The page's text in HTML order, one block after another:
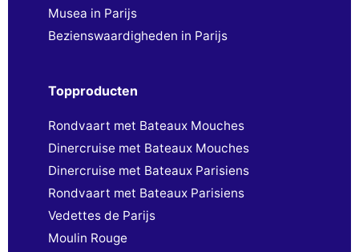
Musea in Parijs
Bezienswaardigheden in Parijs
Topproducten
Rondvaart met Bateaux Mouches
Dinercruise met Bateaux Mouches
Dinercruise met Bateaux Parisiens
Rondvaart met Bateaux Parisiens
Vedettes de Parijs
Moulin Rouge